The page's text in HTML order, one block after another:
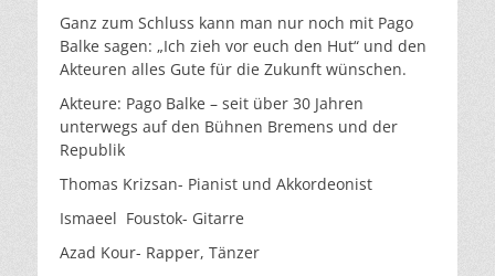
Ganz zum Schluss kann man nur noch mit Pago
Balke sagen: „Ich zieh vor euch den Hut“ und den
Akteuren alles Gute für die Zukunft wünschen.
Akteure: Pago Balke – seit über 30 Jahren
unterwegs auf den Bühnen Bremens und der
Republik
Thomas Krizsan- Pianist und Akkordeonist
Ismaeel Foustok- Gitarre
Azad Kour- Rapper, Tänzer